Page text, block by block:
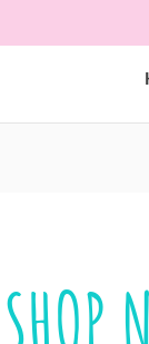
SHOP